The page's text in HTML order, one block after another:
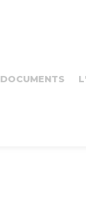
DOCUMENTS